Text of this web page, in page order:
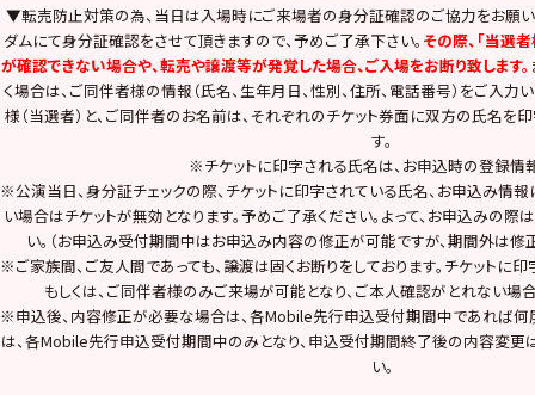
▼転売防止対策の為、当日は入場時にご来場者の身分証確認のご協力をお願い
ダムにて身分証確認をさせて頂きますので、予めご了承下さい。 その際、「当選
が確認できない場合や、転売や譲渡等が発覚した場合、ご入場をお断り致します。
く場合は、ご同伴者様の情報（氏名、生年月日、性別、住所、電話番号）をご入力
様（当選者）と、ご同伴者のお名前は、それぞれのチケット券面に双方の氏名を
す。
※チケットに印字される氏名は、お申込時の登録情
※公演当日、身分証チェックの際、チケットに印字されている氏名、お申込み情
い場合はチケットが無効となります。予めご了承ください。よって、お申込みの際
い。（お申込み受付期間中はお申込み内容の修正が可能ですが、期間外は修
※ご家族間、ご友人間であっても、譲渡は固くお断りをしております。チケットに
もしくは、ご同伴者様のみご来場が可能となり、ご本人確認がとれない場
※申込後、内容修正が必要な場合は、各Mobile先行申込受付期間中であれば何
は、各Mobile先行申込受付期間中のみとなり、申込受付期間終了後の内容変更
い。